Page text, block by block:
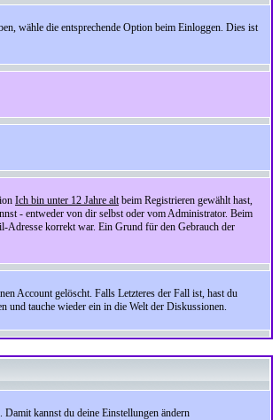
wähle die entsprechende Option beim Einloggen. Dies ist
Ich bin unter 12 Jahre altbeim Registrieren gewählt hast,
- entweder von dir selbst oder vom Administrator. Beim
Adresse korrekt war. Ein Grund für den Gebrauch der
Account gelöscht. Falls Letzteres der Fall ist, hast du
und tauche wieder ein in die Welt der Diskussionen.
kannst du deine Einstellungen ändern